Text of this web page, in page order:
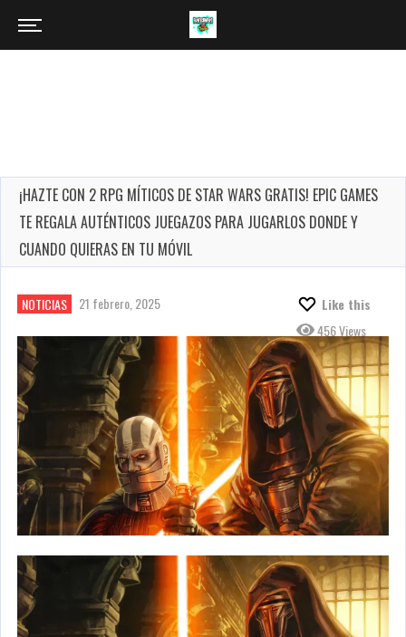
¡HAZTE CON 2 RPG MÍTICOS DE STAR WARS GRATIS! EPIC GAMES
TE REGALA AUTÉNTICOS JUEGAZOS PARA JUGARLOS DONDE Y
CUANDO QUIERAS EN TU MÓVIL
NOTICIAS 21 febrero, 2025
Like this
456 Views